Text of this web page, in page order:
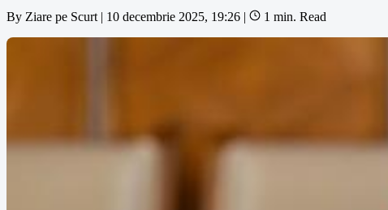
By Ziare pe Scurt | 10 decembrie 2025, 19:26 | 1 min. Read